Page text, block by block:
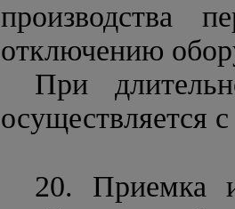
производства
отключению
При
осуществляется
20. Приемка